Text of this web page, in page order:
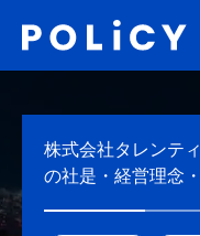
株式会社タレンテ
の社是・経営理念